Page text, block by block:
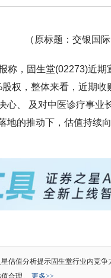
（原标题：交银国
称，固生堂(02273)近
权，整体来看，近期
心、 及对中医诊疗事
的推动下，估值持续
估值分析提示固生堂行业内竞
合理。 更多>>